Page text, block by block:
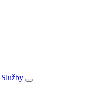
Služby